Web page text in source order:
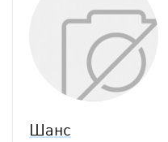
Шанс